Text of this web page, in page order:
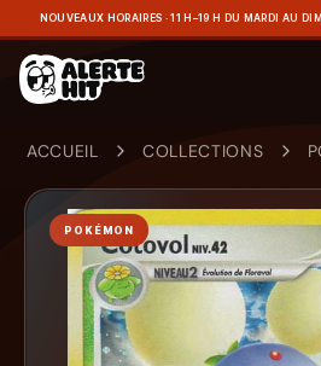
NOUVEAUX HORAIRES · 11 H–19 H DU MARDI AU
ACCUEIL COLLECTIONS
POKÉMON